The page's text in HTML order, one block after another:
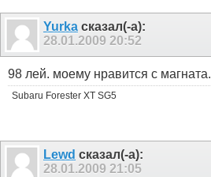
Yurka сказал(-а):
28.01.2009 20:52
98 лей. моему нравится с магната.
Subaru Forester XT SG5
Lewd сказал(-а):
28.01.2009 21:05